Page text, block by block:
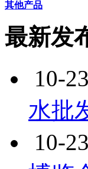
其他产品
最新发
10-23
水批
10-23